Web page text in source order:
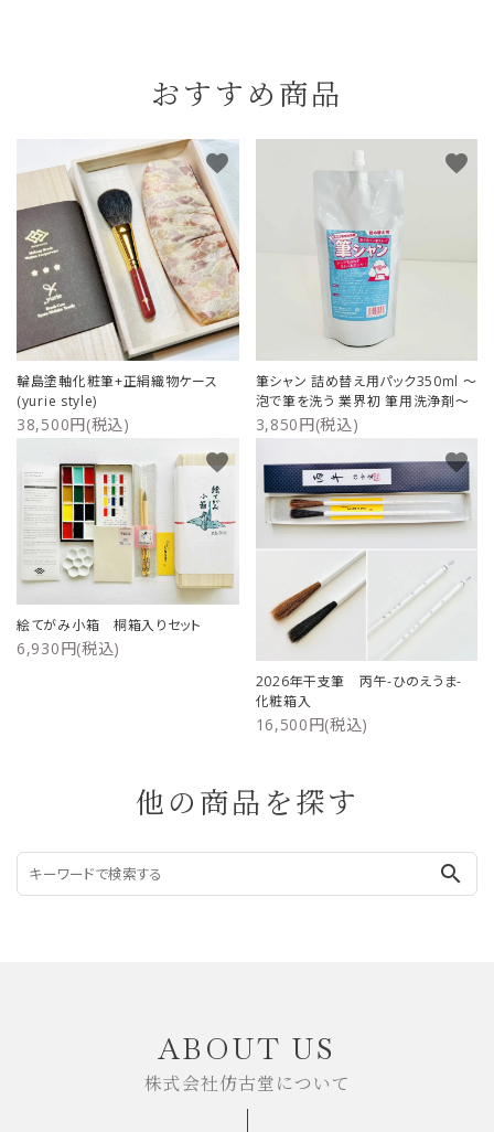
おすすめ商品
輪島塗軸化粧筆+正絹織物ケース
(yurie style)
38,500円(税込)
favorite
筆シャン 詰め替え用パック350ml ～
泡で筆を洗う 業界初 筆用洗浄剤～
3,850円(税込)
favorite
絵てがみ小箱 桐箱入りセット
6,930円(税込)
favorite
2026年干支筆 丙午-ひのえうま-
化粧箱入
16,500円(税込)
favorite
他の商品を探す
search
ABOUT US
株式会社仿古堂について